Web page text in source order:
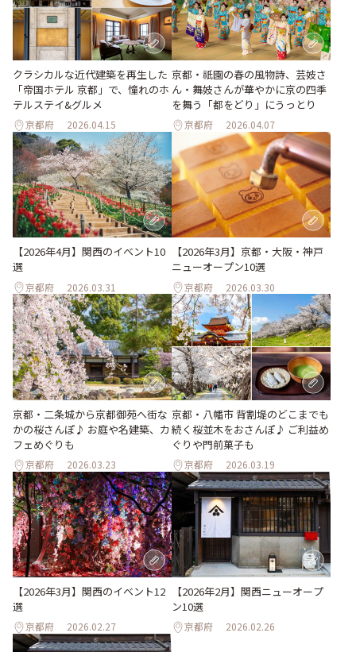
クラシカルな近代建築を再生した
「帝国ホテル 京都」で、憧れのホ
テルステイ&グルメ
京都府 2026.04.15
京都・祇園の春の風物詩、芸妓さ
ん・舞妓さんが華やかに京の四季
を舞う「都をどり」にうっとり
京都府 2026.04.07
【2026年4月】関西のイベント10
選
京都府 2026.03.31
【2026年3月】京都・大阪・神戸
ニューオープン10選
京都府 2026.03.30
京都・二条城から京都御苑へ街な
かの桜さんぽ♪ お庭や名建築、カ
フェめぐりも
京都府 2026.03.23
京都・八幡市 背割堤のどこまでも
続く桜並木をおさんぽ♪ ご利益め
ぐりや門前菓子も
京都府 2026.03.19
【2026年3月】関西のイベント12
選
京都府 2026.02.27
【2026年2月】関西ニューオープ
ン10選
京都府 2026.02.26